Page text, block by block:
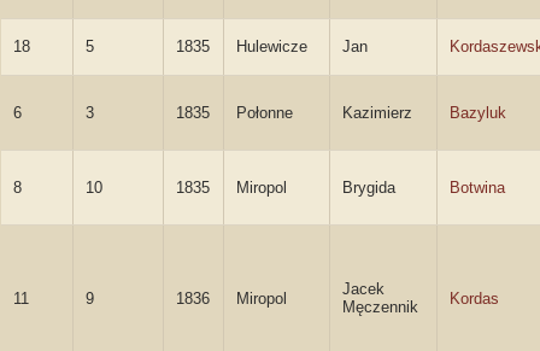
18 5 1835 Hulewicze Jan
6 3 1835 Połonne Kazimierz Bazyluk
8 10 1835 Miropol Brygida Botwina
11 9 1836 Miropol
Jacek
Męczennik
Kordas